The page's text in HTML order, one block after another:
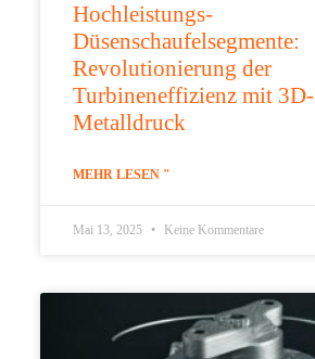
Hochleistungs-
Düsenschaufelsegmente:
Revolutionierung der
Turbineneffizienz mit 3D-
Metalldruck
MEHR LESEN "
Mai 13, 2025 Keine Kommentare